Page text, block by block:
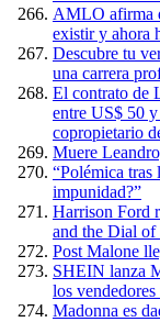
AMLO afirma
existir y ahora
Descubre tu
una carrera
El contrato de
entre US$ 50
copropietario
Muere
“Polémica tras
impunidad?”
Harrison Ford
and the Dial of
Post Malone
SHEIN lanza
los
Madonna es